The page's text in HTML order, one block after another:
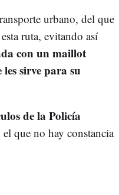
urbano, del que
ruta, evitando así
con un maillot
sirve para su
de la Policía
el que no hay constancia